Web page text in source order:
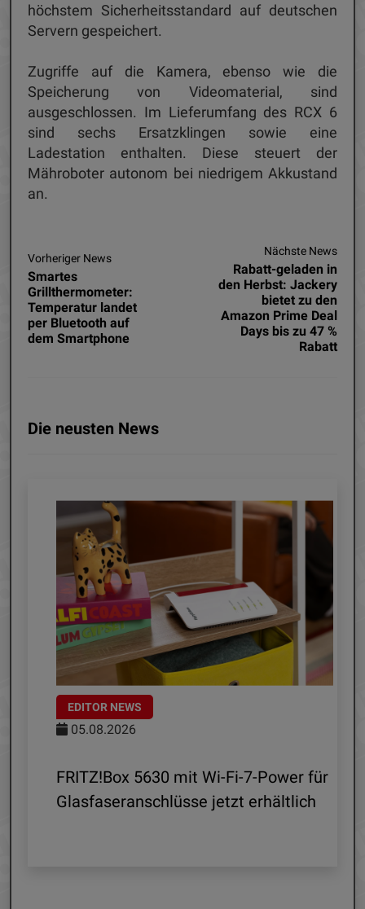
höchstem Sicherheitsstandard auf deutschen
Servern gespeichert.
Zugriffe auf die Kamera, ebenso wie die
Speicherung von Videomaterial, sind
ausgeschlossen. Im Lieferumfang des RCX 6
sind sechs Ersatzklingen sowie eine
Ladestation enthalten. Diese steuert der
Mähroboter autonom bei niedrigem Akkustand
an.
Vorheriger News
Smartes
Grillthermometer:
Temperatur landet
per Bluetooth auf
dem Smartphone
Nächste News
Rabatt-geladen in
den Herbst: Jackery
bietet zu den
Amazon Prime Deal
Days bis zu 47 %
Rabatt
Die neusten News
EDITOR NEWS
05.08.2026
FRITZ!Box 5630 mit Wi-Fi-7-Power für
Glasfaseranschlüsse jetzt erhältlich